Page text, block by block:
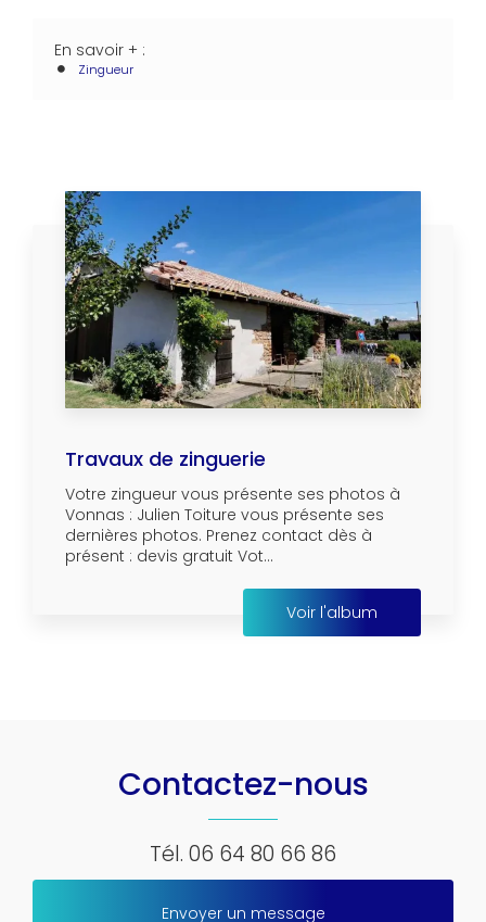
En savoir + :
Zingueur
Travaux de zinguerie
Votre zingueur vous présente ses photos à
Vonnas : Julien Toiture vous présente ses
dernières photos. Prenez contact dès à
présent : devis gratuit Vot...
Voir l'album
Contactez-nous
Tél. 06 64 80 66 86
Envoyer un message